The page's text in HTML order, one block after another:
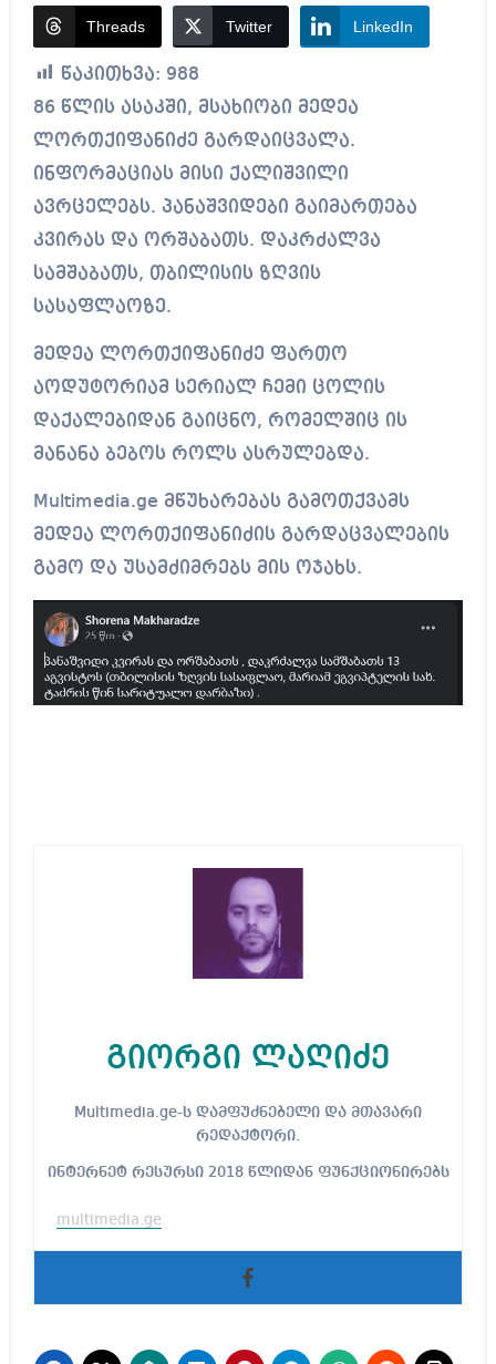
Threads Twitter LinkedIn
წაკითხვა: 988
86 წლის ასაკში, მსახიობი მედეა
ლორთქიფანიძე გარდაიცვალა.
ინფორმაციას მისი ქალიშვილი
ავრცელებს. პანაშვიდები გაიმართება
კვირას და ორშაბათს. დაკრძალვა
სამშაბათს, თბილისის ზღვის
სასაფლაოზე.
მედეა ლორთქიფანიძე ფართო
აოდუტორიამ სერიალ ჩემი ცოლის
დაქალებიდან გაიცნო, რომელშიც ის
მანანა ბებოს როლს ასრულებდა.
Multimedia.ge მწუხარებას გამოთქვამს
მედეა ლორთქიფანიძის გარდაცვალების
გამო და უსამძიმრებს მის ოჯახს.
გიორგი ლაღიძე
Multimedia.ge-ს დამფუძნებელი და მთავარი
რედაქტორი.
ინტერნეტ რესურსი 2018 წლიდან ფუნქციონირებს
multimedia.ge